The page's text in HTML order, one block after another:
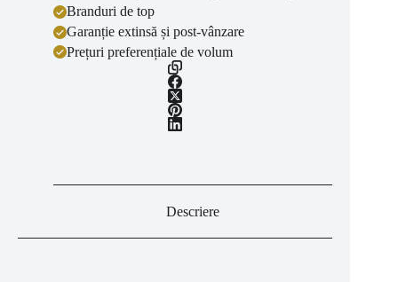
Branduri de top
Garanție extinsă și post-vânzare
Prețuri preferențiale de volum
Descriere